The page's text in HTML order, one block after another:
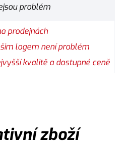
problém
prodejnách
logem není problém
kvalitě a dostupné ceně
zboží